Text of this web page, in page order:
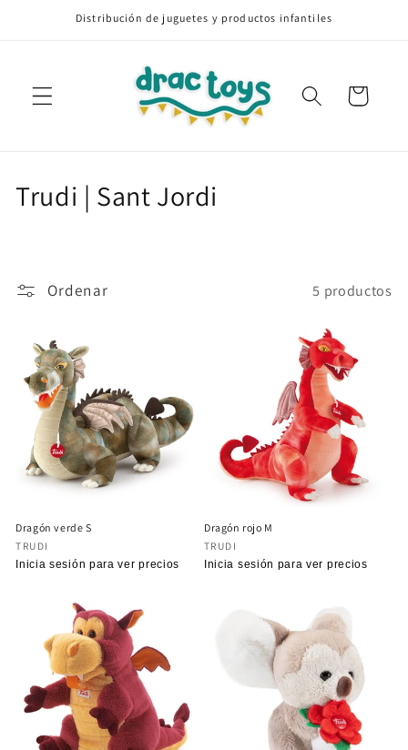
directamenteDistribución de juguetes y productos infantiles
Carrito
C
e
c
n
Trudi | Sant Jordi
Ordenar 5 productos
Dragón verde S
Proveedor:
TRUDI
Precio
Inicia sesión para ver precios
Dragón rojo M
Proveedor:
TRUDI
Precio
Inicia sesión para ver precios